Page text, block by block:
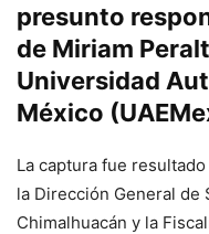
presunto
de Miriam
Universidad
México
La captura fue
la Dirección General de
Chimalhuacán y la